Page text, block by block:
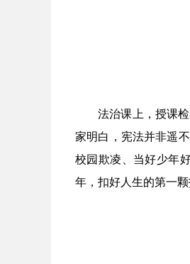
法治课上，授课
家明白，宪法并非遥
校园欺凌、当好少年
年，扣好人生的第一颗